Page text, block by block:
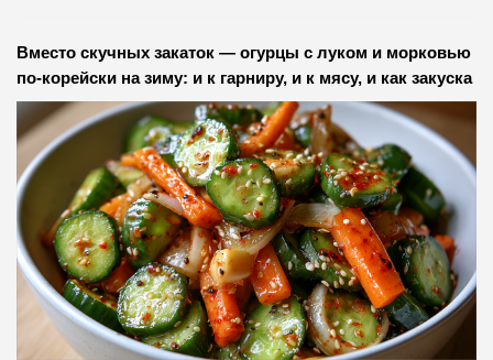
Вместо скучных закаток — огурцы с луком и морковью
по-корейски на зиму: и к гарниру, и к мясу, и как закуска